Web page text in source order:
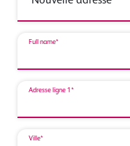
Full name*
Adresse ligne 1*
Ville*